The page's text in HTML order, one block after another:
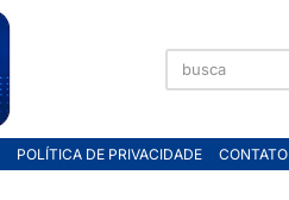
POLÍTICA DE PRIVACIDADE CONTATO